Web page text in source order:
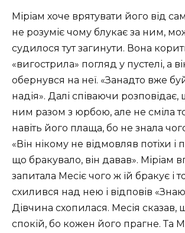
Міріам хоче врятувати його від
не розуміє чому блукає за ним,
судилося тут загинути. Вона
«вигострила» погляд у пустелі, а
обернувся на неї. «Занадто вже
надія». Далі співаючи
ним разом з юрбою, але не сміла
навіть його плаща, бо не знала
«Він нікому не відмовляв потіхи
що бракувало, він давав». Міріам
запитала Месіє чого ж їй бракує і
схилився над нею і відповів
Дівчина схопилася. Месія сказав,
спокій, бо кожен його прагне. Та